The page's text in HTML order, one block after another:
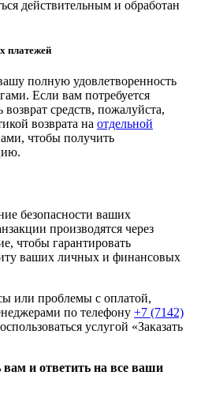
действительным и обработан
платежей
полную удовлетворенность
Если вам потребуется
средств, пожалуйста,
возврата на отдельной
чтобы получить
безопасности ваших
производятся через
чтобы гарантировать
ваших личных и финансовых
или проблемы с оплатой,
по телефону +7 (7142)
услугой «Заказать
и ответить на все ваши